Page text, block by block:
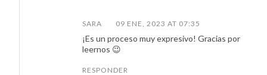
SARA 09 ENE, 2023 AT 07:35
¡Es un proceso muy expresivo! Gracias por
leernos 😉
RESPONDER